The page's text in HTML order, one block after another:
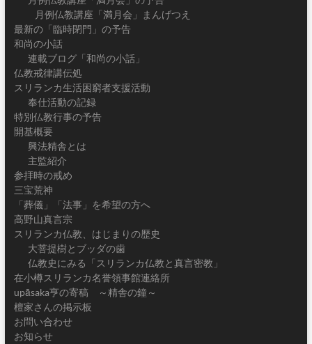
月例仏教講座「満月会」まんげつえ
最新の「臨時閉門」の予告
和尚の小話
連載ブログ「和尚の小話」
仏教戒律講伝処
スリランカ生活困窮者支援活動
奉仕活動の記録
特別仏教行事の予告
開基概要
興法精舎とは
主監紹介
参拝時の戒め
三宝荒神
「葬儀」「法事」を希望の方へ
高野山真言宗
スリランカ仏教、はじまりの歴史
大菩提樹とブッダの歯
仏教史にみる「スリランカ仏教と真言密教」
在小樽スリランカ名誉領事館連絡所
upāsaka亨の寄稿 ～精舎の鐘～
檀家さんの掲示板
お問い合わせ
お知らせ